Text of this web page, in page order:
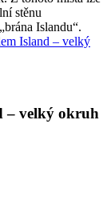
stěnu
Islandu“.
Island – velký
– velký okruh